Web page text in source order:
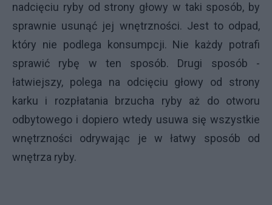
nadcięciu ryby od strony głowy w taki sposób, by
sprawnie usunąć jej wnętrzności. Jest to odpad,
który nie podlega konsumpcji. Nie każdy potrafi
sprawić rybę w ten sposób. Drugi sposób -
łatwiejszy, polega na odcięciu głowy od strony
karku i rozpłatania brzucha ryby aż do otworu
odbytowego i dopiero wtedy usuwa się wszystkie
wnętrzności odrywając je w łatwy sposób od
wnętrza ryby.